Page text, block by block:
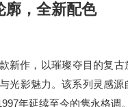
廓，全新配色
新作，以璀璨夺目的复
光影魅力。该系列灵感
年延续至今的隽永格调。